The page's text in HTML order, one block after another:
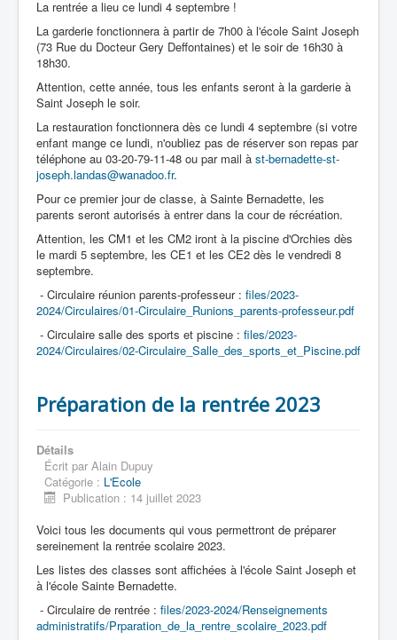
La rentrée a lieu ce lundi 4 septembre !
La garderie fonctionnera à partir de 7h00 à l'école Saint Joseph
(73 Rue du Docteur Gery Deffontaines) et le soir de 16h30 à
18h30.
Attention, cette année, tous les enfants seront à la garderie à
Saint Joseph le soir.
La restauration fonctionnera dès ce lundi 4 septembre (si votre
enfant mange ce lundi, n'oubliez pas de réserver son repas par
téléphone au 03-20-79-11-48 ou par mail à st-bernadette-st-
joseph.landas@wanadoo.fr.
Pour ce premier jour de classe, à Sainte Bernadette, les
parents seront autorisés à entrer dans la cour de récréation.
Attention, les CM1 et les CM2 iront à la piscine d'Orchies dès
le mardi 5 septembre, les CE1 et les CE2 dès le vendredi 8
septembre.
- Circulaire réunion parents-professeur : files/2023-
2024/Circulaires/01-Circulaire_Runions_parents-professeur.pdf
- Circulaire salle des sports et piscine : files/2023-
2024/Circulaires/02-Circulaire_Salle_des_sports_et_Piscine.pdf
Préparation de la rentrée 2023
Détails
Écrit par Alain Dupuy
Catégorie : L'Ecole
Publication : 14 juillet 2023
Voici tous les documents qui vous permettront de préparer
sereinement la rentrée scolaire 2023.
Les listes des classes sont affichées à l'école Saint Joseph et
à l'école Sainte Bernadette.
- Circulaire de rentrée : files/2023-2024/Renseignements
administratifs/Prparation_de_la_rentre_scolaire_2023.pdf